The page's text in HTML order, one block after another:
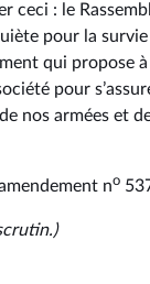
ceci : le
pour la
qui propose à
pour
nos armées et
no